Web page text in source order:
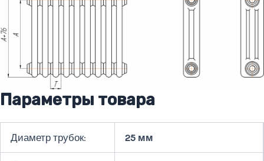
Параметры товара
Диаметр трубок: 25 мм